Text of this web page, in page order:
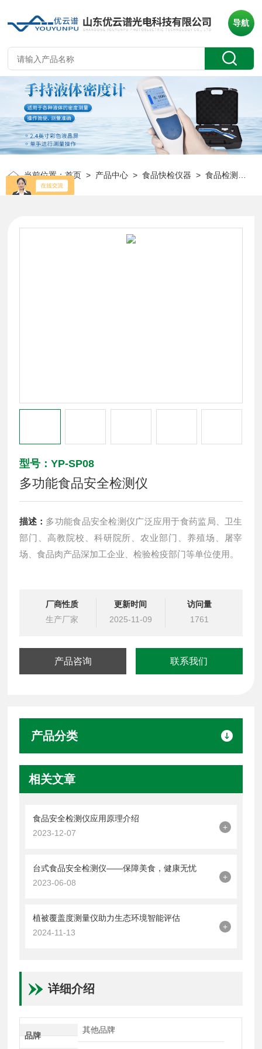
导航
当前位置：首页 > 产品中心 >食品快检仪器 >食品检测仪
型号：YP-SP08
多功能食品安全检测仪
描述： 多功能食品安全检测仪广泛应用于食药监局、卫生
部门、高教院校、科研院所、农业部门、养殖场、屠宰
场、食品肉产品深加工企业、检验检疫部门等单位使用。
厂商性质
生产厂家
更新时间
2025-11-09
访问量
1761
产品咨询 联系我们
产品分类
相关文章
食品安全检测仪应用原理介绍
2023-12-07
+
台式食品安全检测仪——保障美食，健康无忧
2023-06-08
+
植被覆盖度测量仪助力生态环境智能评估
2024-11-13
+
详细介绍
品牌
其他品牌